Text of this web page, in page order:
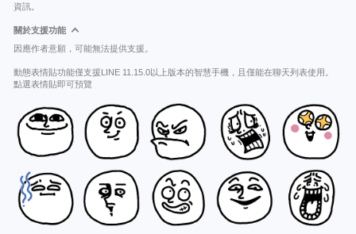
資訊。
關於支援功能
因應作者意願，可能無法提供支援。
動態表情貼功能僅支援LINE 11.15.0以上版本的智慧手機，且僅能在聊天列表使用。
點選表情貼即可預覽